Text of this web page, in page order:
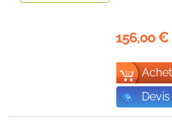
156,00€
Devis